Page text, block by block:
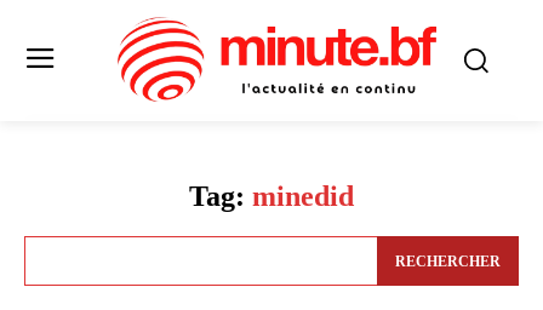
Tag: minedid
RECHERCHER